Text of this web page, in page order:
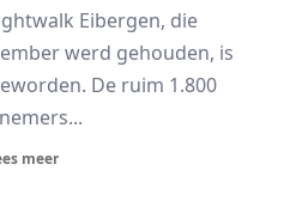
Eibergen, die
werd gehouden, is
De ruim 1.800
meer